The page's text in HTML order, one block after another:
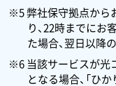
※5 弊社保守拠点から
り、22時までに
た場合、翌日以降
※6 当該サービスが光
となる場合、「ひ